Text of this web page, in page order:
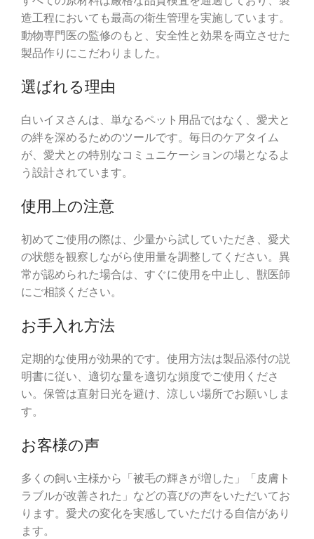
造工程においても最高の衛生管理を実施しています。
動物専門医の監修のもと、安全性と効果を両立させた
製品作りにこだわりました。
選ばれる理由
白いイヌさんは、単なるペット用品ではなく、愛犬と
の絆を深めるためのツールです。毎日のケアタイム
が、愛犬との特別なコミュニケーションの場となるよ
う設計されています。
使用上の注意
初めてご使用の際は、少量から試していただき、愛犬
の状態を観察しながら使用量を調整してください。異
常が認められた場合は、すぐに使用を中止し、獣医師
にご相談ください。
お手入れ方法
定期的な使用が効果的です。使用方法は製品添付の説
明書に従い、適切な量を適切な頻度でご使用くださ
い。保管は直射日光を避け、涼しい場所でお願いしま
す。
お客様の声
多くの飼い主様から「被毛の輝きが増した」「皮膚ト
ラブルが改善された」などの喜びの声をいただいてお
ります。愛犬の変化を実感していただける自信があり
ます。